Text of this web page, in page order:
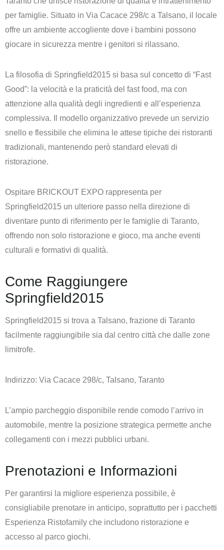
per famiglie. Situato in Via Cacace 298/c a Talsano, il locale
offre un ambiente accogliente dove i bambini possono
giocare in sicurezza mentre i genitori si rilassano.
La filosofia di Springfield2015 si basa sul concetto di “Fast
Good”: la velocità e la praticità del fast food, ma con
attenzione alla qualità degli ingredienti e all’esperienza
complessiva. Il modello organizzativo prevede un servizio
snello e flessibile che elimina le attese tipiche dei ristoranti
tradizionali, mantenendo però standard elevati di
ristorazione.
Ospitare BRICKOUT EXPO rappresenta per
Springfield2015 un ulteriore passo nella direzione di
diventare punto di riferimento per le famiglie di Taranto,
offrendo non solo ristorazione e gioco, ma anche eventi
culturali e formativi di qualità.
Come Raggiungere
Springfield2015
Springfield2015 si trova a Talsano, frazione di Taranto
facilmente raggiungibile sia dal centro città che dalle zone
limitrofe.
Indirizzo: Via Cacace 298/c, Talsano, Taranto
L’ampio parcheggio disponibile rende comodo l’arrivo in
automobile, mentre la posizione strategica permette anche
collegamenti con i mezzi pubblici urbani.
Prenotazioni e Informazioni
Per garantirsi la migliore esperienza possibile, è
consigliabile prenotare in anticipo, soprattutto per i pacchetti
Esperienza Ristofamily che includono ristorazione e
accesso al parco giochi.